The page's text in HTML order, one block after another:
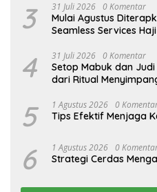
3 31 Juli 2026 0 Komentar
Mulai Agustus
Seamless Services Haji
4 31 Juli 2026 0 Komentar
Setop Mabuk dan
dari Ritual
5 1 Agustus 2026 0
Tips Efektif Menjaga
6 1 Agustus 2026 0
Strategi Cerdas